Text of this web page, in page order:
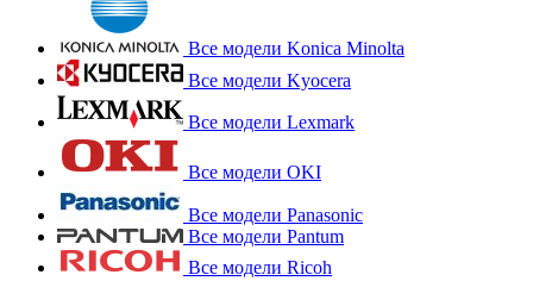
Все модели Konica Minolta
Все модели Kyocera
Все модели Lexmark
Все модели OKI
Все модели Panasonic
Все модели Pantum
Все модели Ricoh